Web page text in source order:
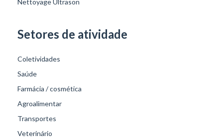
Nettoyage Ultrason
Setores de atividade
Coletividades
Saúde
Farmácia / cosmética
Agroalimentar
Transportes
Veterinário